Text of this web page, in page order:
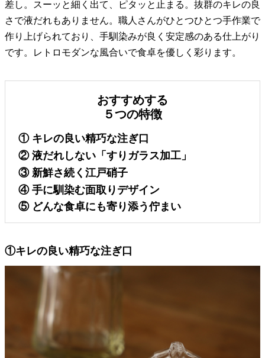
差し。スーッと細く出て、ピタッと止まる。抜群のキレの良
さで液だれもありません。職人さんがひとつひとつ手作業で
作り上げられており、手馴染みが良く安定感のある仕上がり
です。レトロモダンな風合いで食卓を優しく彩ります。
おすすめする
５つの特徴
① キレの良い精巧な注ぎ口
② 液だれしない「すりガラス加工」
③ 新鮮さ続く江戸硝子
④ 手に馴染む面取りデザイン
⑤ どんな食卓にも寄り添う佇まい
①キレの良い精巧な注ぎ口